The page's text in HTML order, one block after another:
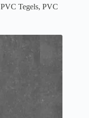
PVC Tegels, PVC